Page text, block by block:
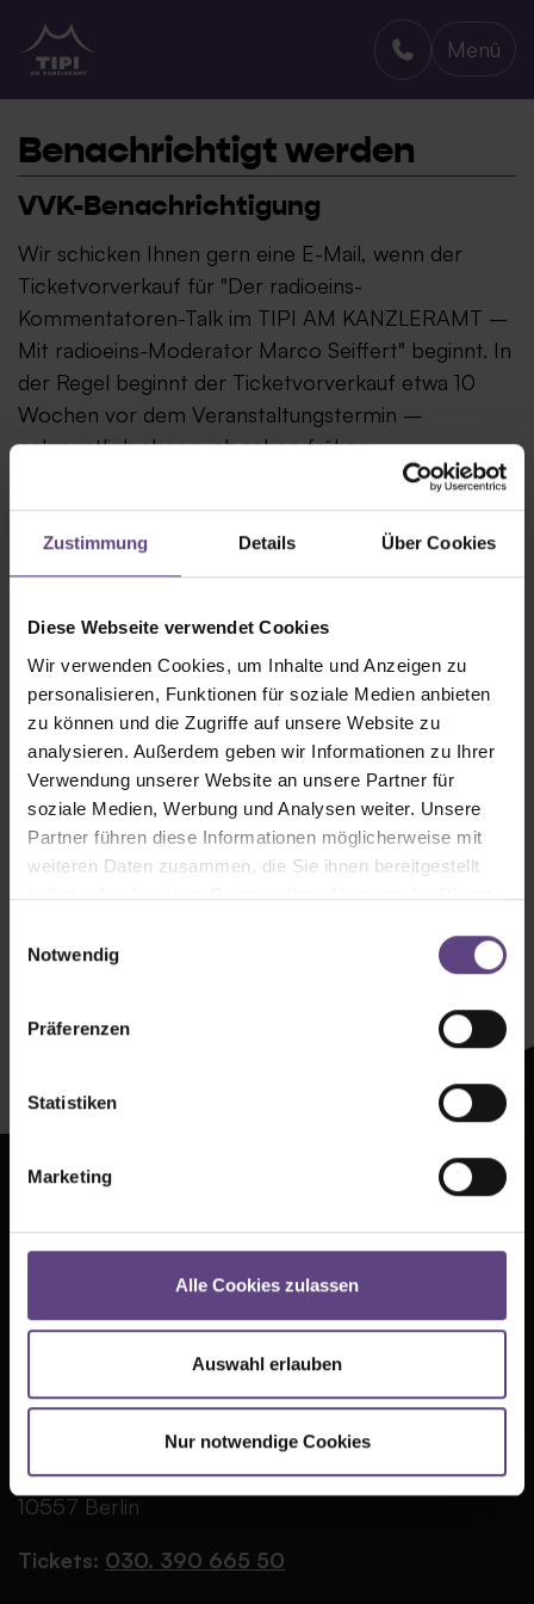
Zustimmung Details Über Cookies
Diese Webseite verwendet Cookies
Wir verwenden Cookies, um Inhalte und Anzeigen zu
personalisieren, Funktionen für soziale Medien anbieten
zu können und die Zugriffe auf unsere Website zu
analysieren. Außerdem geben wir Informationen zu Ihrer
Verwendung unserer Website an unsere Partner für
soziale Medien, Werbung und Analysen weiter. Unsere
Partner führen diese Informationen möglicherweise mit
weiteren Daten zusammen, die Sie ihnen bereitgestellt
haben oder die sie im Rahmen Ihrer Nutzung der Dienste
Notwendig
Präferenzen
Statistiken
Marketing
Alle Cookies zulassen
Auswahl erlauben
Nur notwendige Cookies
TIPI AM KANZLERAMT
Menü
Benachrichtigt werden
VVK-Benachrichtigung
Wir schicken Ihnen gern eine E-Mail, wenn der
Ticketvorverkauf für "Der radioeins-
Kommentatoren-Talk im TIPI AM KANZLERAMT –
Mit radioeins-Moderator Marco Seiffert" beginnt. In
der Regel beginnt der Ticketvorverkauf etwa 10
Wochen vor dem Veranstaltungstermin –
gelegentlich aber auch schon früher.
Zeltenheitswert
Newsletter abonnieren
Kontakt
Partner
Datenschutz
Cookie-Einstellungen
TIPI AM KANZLERAMT
Große Querallee
10557 Berlin
Tickets: 030. 390 665 50